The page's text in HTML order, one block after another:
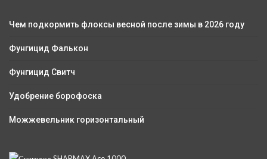
Чем подкормить флоксы весной после зимы в 2026 году
Фунгицид Фалькон
Фунгицид Свитч
Удобрение борофоска
Можжевельник горизонтальный